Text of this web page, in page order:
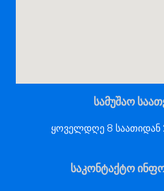
სამუშაო
ყოველდღე 8 საათიდან
საკონტაქტო